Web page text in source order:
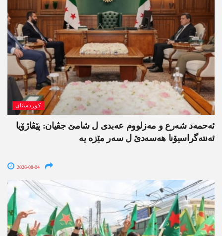
کوردستان
ئەحمەد شەرع و مەزلووم عەبدی ل شامێ جڤیان: پێڤاژۆیا
ئەنتەگراسیۆنا ھەسەدێ ل سەر مێزە یە
2026-08-04